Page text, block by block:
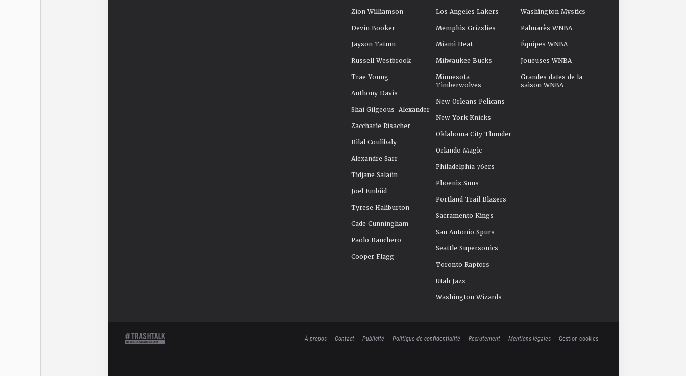
Zion Williamson
Devin Booker
Jayson Tatum
Russell Westbrook
Trae Young
Anthony Davis
Shai Gilgeous-Alexander
Zaccharie Risacher
Bilal Coulibaly
Alexandre Sarr
Tidjane Salaün
Joel Embiid
Tyrese Haliburton
Cade Cunningham
Paolo Banchero
Cooper Flagg
Los Angeles Lakers
Memphis Grizzlies
Miami Heat
Milwaukee Bucks
Minnesota
Timberwolves
New Orleans Pelicans
New York Knicks
Oklahoma City Thunder
Orlando Magic
Philadelphia 76ers
Phoenix Suns
Portland Trail Blazers
Sacramento Kings
San Antonio Spurs
Seattle Supersonics
Toronto Raptors
Utah Jazz
Washington Wizards
Washington Mystics
Palmarès WNBA
Équipes WNBA
Joueuses WNBA
Grandes dates de la
saison WNBA
À propos Contact Publicité Politique de confidentialité Recrutement Mentions légales Gestion cookies